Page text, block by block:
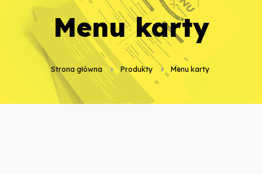
Strona główna Produkty menu karty
menu karty